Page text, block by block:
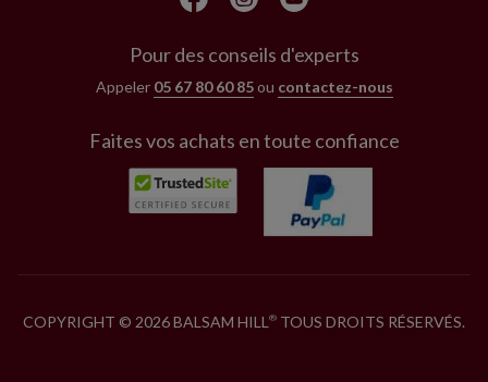
Pour des conseils d'experts
Appeler 05 67 80 60 85ou contactez-nous
Faites vos achats en toute confiance
COPYRIGHT © 2026 BALSAM HILL ® TOUS DROITS RÉSERVÉS.